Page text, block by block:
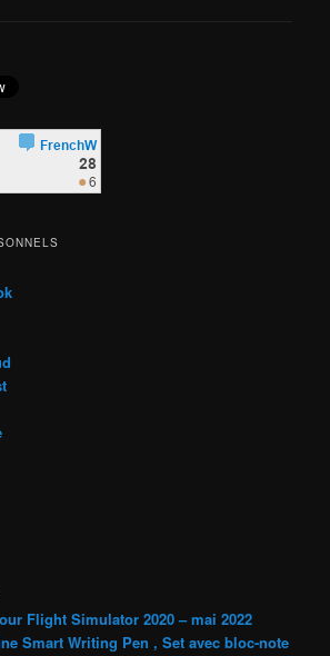
Flight Simulator 2020 – mai 2022
Smart Writing Pen , Set avec bloc-note